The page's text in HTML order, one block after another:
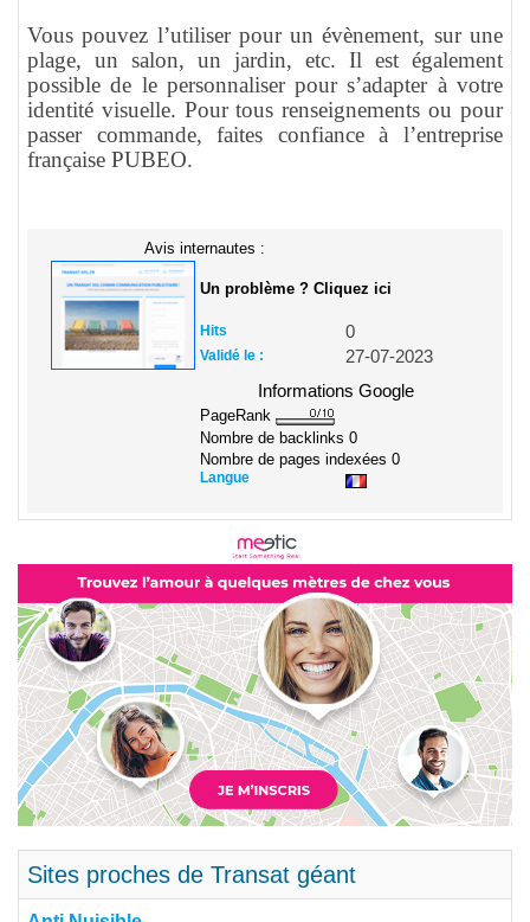
Vous pouvez l’utiliser pour un évènement, sur une
plage, un salon, un jardin, etc. Il est également
possible de le personnaliser pour s’adapter à votre
identité visuelle. Pour tous renseignements ou pour
passer commande, faites confiance à l’entreprise
française PUBEO.
Avis internautes :
Un problème ? Cliquez ici
Hits 0
Validé le :
27-07-2023
Informations Google
PageRank
Nombre de backlinks 0
Nombre de pages indexées 0
Langue
Sites proches de Transat géant